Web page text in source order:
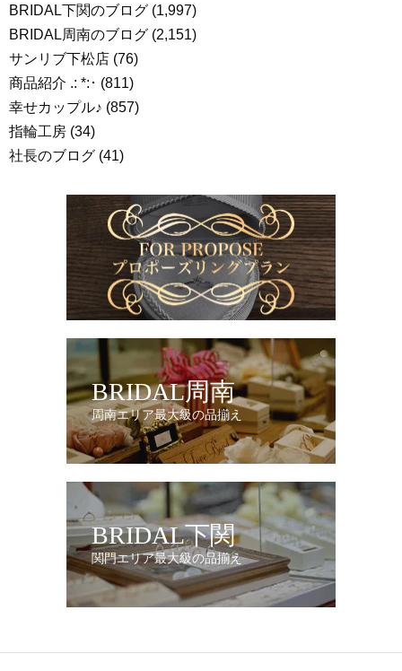
BRIDAL下関のブログ (1,997)
BRIDAL周南のブログ (2,151)
サンリブ下松店 (76)
商品紹介 .: *:･ (811)
幸せカップル♪ (857)
指輪工房 (34)
社長のブログ (41)
BRIDAL周南
周南エリア最大級の品揃え
BRIDAL下関
関門エリア最大級の品揃え